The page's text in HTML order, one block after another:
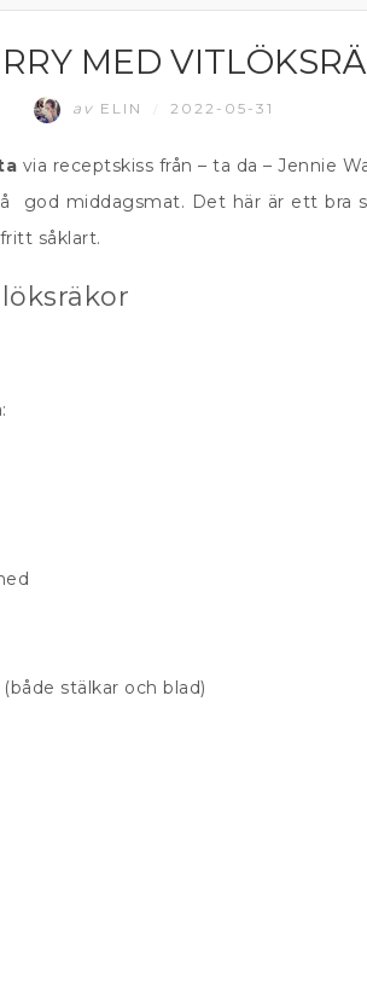
MED
av ELIN 2022-05-31
via receptskiss från – ta da – Jennie
god middagsmat. Det här är ett bra
såklart.
stälkar och blad)